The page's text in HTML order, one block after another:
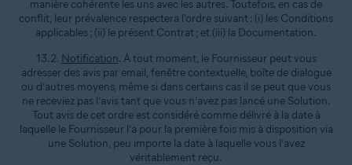
manière cohérente les uns avec les autres. Toutefois, en cas de
conflit, leur prévalence respectera l'ordre suivant : (i) les Conditions
applicables ; (ii) le présent Contrat ; et (iii) la Documentation.
13.2. Notification. À tout moment, le Fournisseur peut vous
adresser des avis par email, fenêtre contextuelle, boîte de dialogue
ou d’autres moyens, même si dans certains cas il se peut que vous
ne receviez pas l’avis tant que vous n’avez pas lancé une Solution.
Tout avis de cet ordre est considéré comme délivré à la date à
laquelle le Fournisseur l’a pour la première fois mis à disposition via
une Solution, peu importe la date à laquelle vous l’avez
véritablement reçu.